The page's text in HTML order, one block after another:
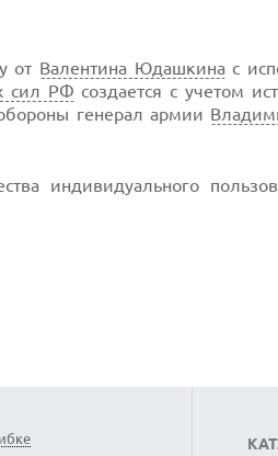
от Валентина Юдашкинас
сил РФ создается с учетом
генерал армии
индивидуального